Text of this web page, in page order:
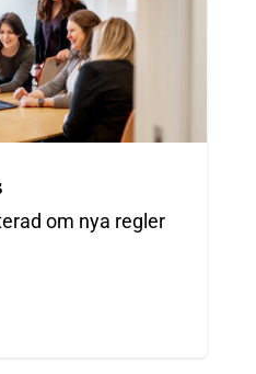
om nya regler